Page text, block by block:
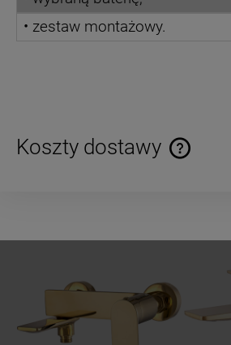
• zestaw montażowy.
Koszty dostawy
Cena nie zawiera ewentualnych kosztów